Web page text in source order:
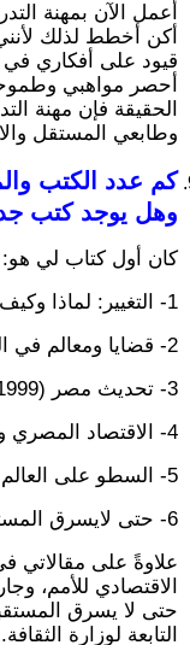
أعمل الآن بمهنة
أكن أخطط لذلك
قيود على أفكاري في
أحصر مواهبي
الحقيقة فإن مهنة
وطابعي المستقل
كم عدد الكتب
وهل يوجد كتب
كان أول كتاب لي هو:
1- التغيير: لماذا وكيف (1990)
2- قضايا ومعالم في اللإصلاح اللإقتصادي (1993)
3- تحديث مصر (1999)
4- الاقتصاد المصري والعولمة (2002)
5- السطو على العالم (2010)
6- حتى لايسرق المستقبل (2014)
علاوةً على مقالاتي
الاقتصادي للأمم،
حتى لا يسرق
التابعة لوزارة الثقافة.